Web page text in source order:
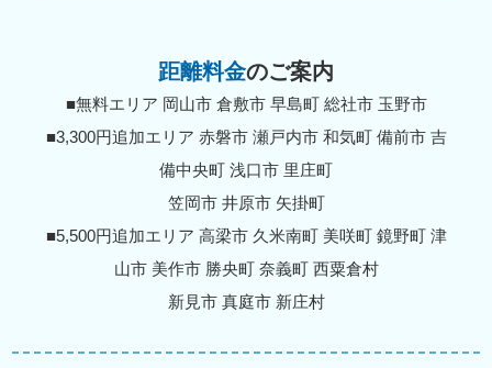
距離料金のご案内
■無料エリア 岡山市 倉敷市 早島町 総社市 玉野市
■3,300円追加エリア 赤磐市 瀬戸内市 和気町 備前市 吉
備中央町 浅口市 里庄町
笠岡市 井原市 矢掛町
■5,500円追加エリア 高梁市 久米南町 美咲町 鏡野町 津
山市 美作市 勝央町 奈義町 西粟倉村
新見市 真庭市 新庄村